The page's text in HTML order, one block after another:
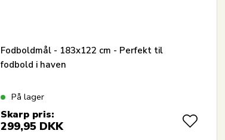
Fodboldmål - 183x122 cm - Perfekt til
fodbold i haven
På lager
Skarp pris:
299,95 DKK